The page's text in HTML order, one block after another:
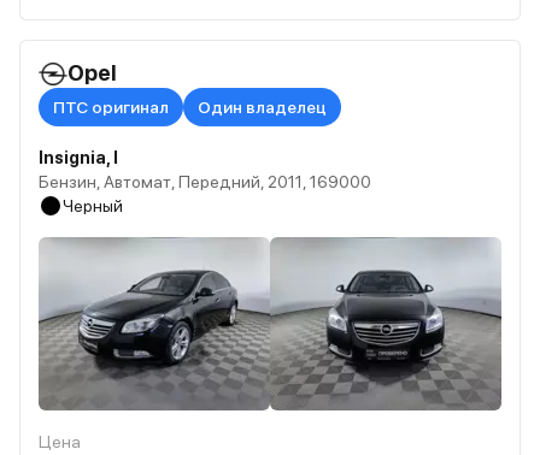
Opel
ПТС оригинал Один владелец
Insignia, I
Бензин, Автомат, Передний, 2011, 169000
Черный
Цена